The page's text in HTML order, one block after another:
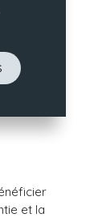
et la